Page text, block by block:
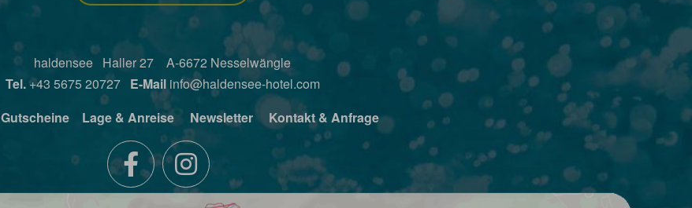
haldensee Haller 27 A-6672 Nesselwängle
Tel. +43 5675 20727 E-Mail info@haldensee-hotel.com
Gutscheine Lage & Anreise Newsletter Kontakt & Anfrage